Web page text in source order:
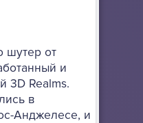
шутер от
и
3D Realms.
в
Анджелесе, и